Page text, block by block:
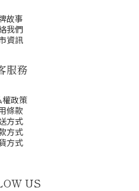
故事
我們
資訊
服務
權政策
條款
方式
方式
方式
US